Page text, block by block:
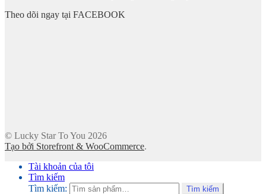
Theo dõi ngay tại FACEBOOK
© Lucky Star To You 2026
Tạo bởi Storefront & WooCommerce.
Tài khoản của tôi
Tìm kiếm
Tìm kiếm:
Tìm kiếm